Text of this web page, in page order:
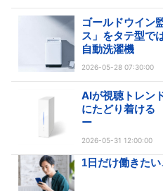
ゴールドウイン
ス」をタテ型で
自動洗濯機
2026-05-28 07:30:00
AIが視聴トレン
にたどり着ける
ー
2026-05-31 12:00:00